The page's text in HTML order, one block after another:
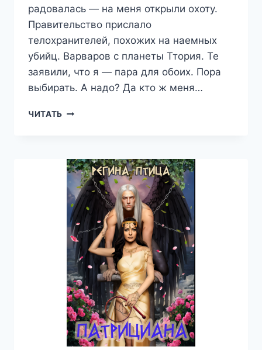
радовалась — на меня открыли охоту.
Правительство прислало
телохранителей, похожих на наемных
убийц. Варваров с планеты Ттория. Те
заявили, что я — пара для обоих. Пора
выбирать. А надо? Да кто ж меня…
ЧИТАТЬ ИСТИННАЯ